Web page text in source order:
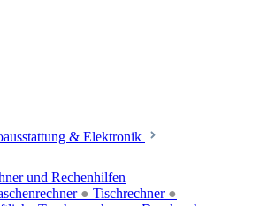
& Elektronik
und Rechenhilfen
● Tischrechner ●